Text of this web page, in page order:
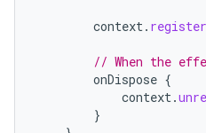
context.
// When the
onDispose {
context.
}